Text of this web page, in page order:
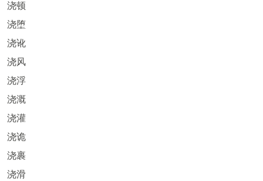
浇顿
浇堕
浇讹
浇风
浇浮
浇溉
浇灌
浇诡
浇裹
浇滑